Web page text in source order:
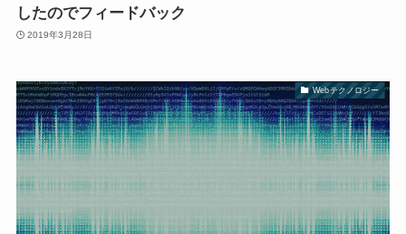
したのでフィードバック
2019年3月28日
Webテクノロジー